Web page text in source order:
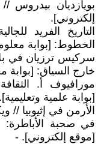
بويازديان
إلكتروني].
التاريخ الفريد
الخطوط: [بوابة
سركيس ترزيان في
خارج السياق: [بوابة
مورافيوف أ.
[بوابة علمية وتعليمية].
الأرمن في إثيوبيا //
في صحبة الأباطرة:
[موقع إلكتروني]. -